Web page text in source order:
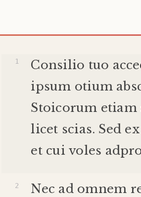
Consilio tuo
ipsum otium
Stoicorum etiam
licet scias. Sed ex
et cui voles
Nec ad omnem